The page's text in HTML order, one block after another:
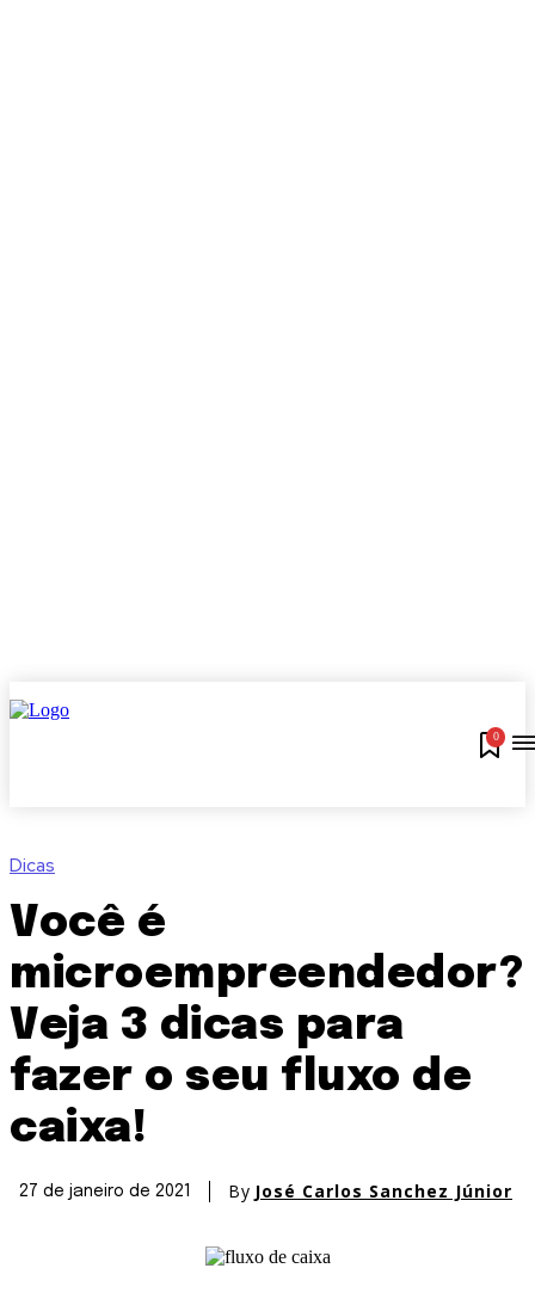
0
Dicas
Você é
microempreendedor?
Veja 3 dicas para
fazer o seu fluxo de
caixa!
27 de janeiro de 2021 By José Carlos Sanchez Júnior